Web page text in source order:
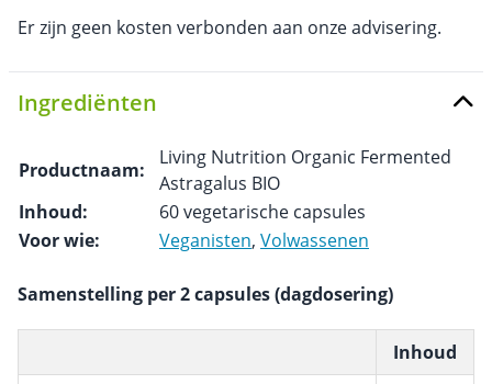
Er zijn geen kosten verbonden aan onze advisering.
Ingrediënten
Productnaam:
Living Nutrition Organic Fermented
Astragalus BIO
Inhoud:
60 vegetarische capsules
Voor wie:
Veganisten, Volwassenen
Samenstelling per 2 capsules (dagdosering)
Inhoud